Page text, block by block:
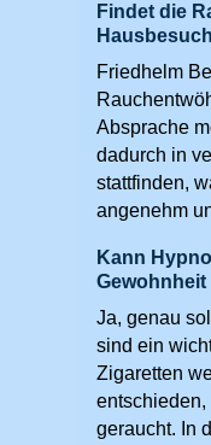
Findet die
Friedhelm
Absprache
dadurch in
stattfinden,
angenehm
Kann
Gewohnheit
Ja, genau
sind ein
Zigaretten
entschieden,
geraucht. In